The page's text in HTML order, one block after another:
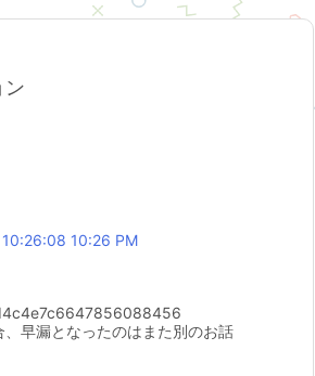
ン
10:26 PM
早漏となったのはまた別のお話